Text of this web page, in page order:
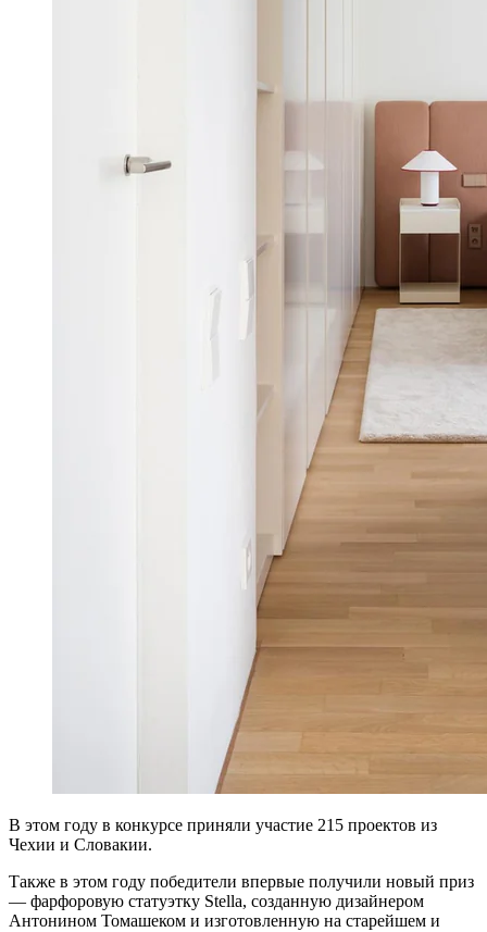
В этом году в конкурсе приняли участие 215 проектов из
Чехии и Словакии.
Также в этом году победители впервые получили новый приз
— фарфоровую статуэтку Stella, созданную дизайнером
Антонином Томашеком и изготовленную на старейшем и